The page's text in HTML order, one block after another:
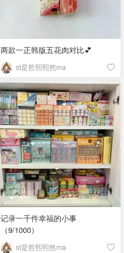
两款一正韩版五花肉对比💕
st是哲熙熙然ma
记录一千件幸福的小事
（9/1000）
st是哲熙熙然ma